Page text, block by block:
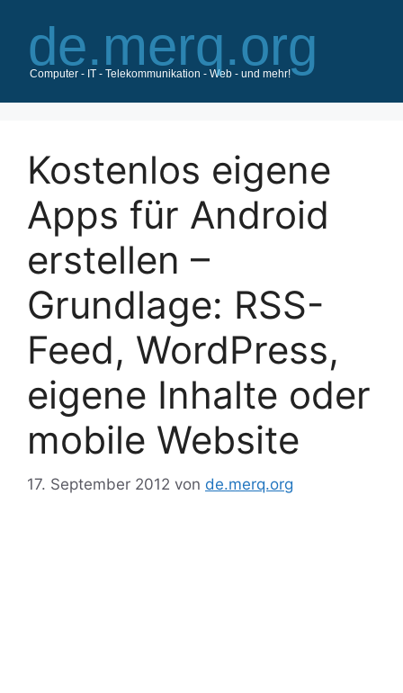
Inhalt
springen
Kostenlos eigene
Apps für Android
erstellen –
Grundlage: RSS-
Feed, WordPress,
eigene Inhalte oder
mobile Website
17. September 2012 von de.merq.org